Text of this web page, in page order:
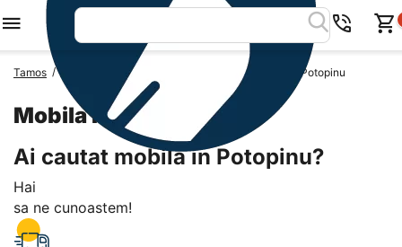
Tamos / Mobila Romania Mobila Judetul Olt Mobila Potopinu
Mobila Potopinu
Ai cautat mobila in Potopinu?
Hai
sa ne cunoastem!